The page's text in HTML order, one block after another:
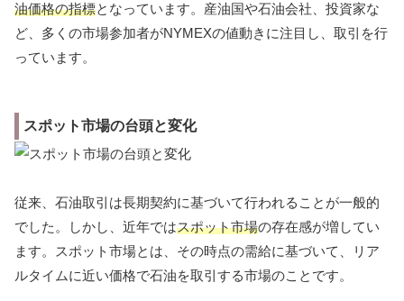
油価格の指標となっています。産油国や石油会社、投資家な
ど、多くの市場参加者がNYMEXの値動きに注目し、取引を行
っています。
スポット市場の台頭と変化
従来、石油取引は長期契約に基づいて行われることが一般的
でした。しかし、近年ではスポット市場の存在感が増してい
ます。スポット市場とは、その時点の需給に基づいて、リア
ルタイムに近い価格で石油を取引する市場のことです。